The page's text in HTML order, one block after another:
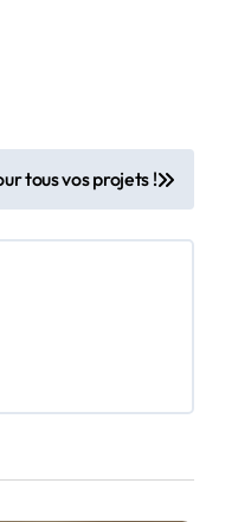
tous vos projets !